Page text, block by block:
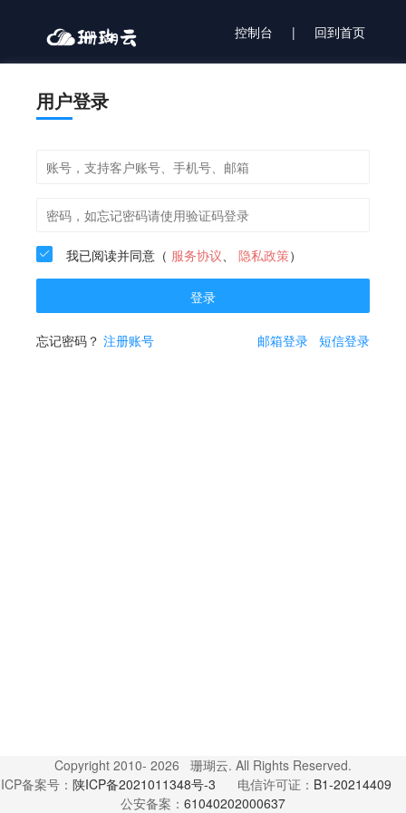
控制台 | 回到首页
用户登录
我已阅读并同意（ 服务协议、 隐私政策）
登录
忘记密码？ 注册账号 邮箱登录 短信登录
Copyright 2010- 2026 珊瑚云. All Rights Reserved.
ICP备案号： 陕ICP备2021011348号-3 电信许可证： B1-20214409
公安备案： 61040202000637